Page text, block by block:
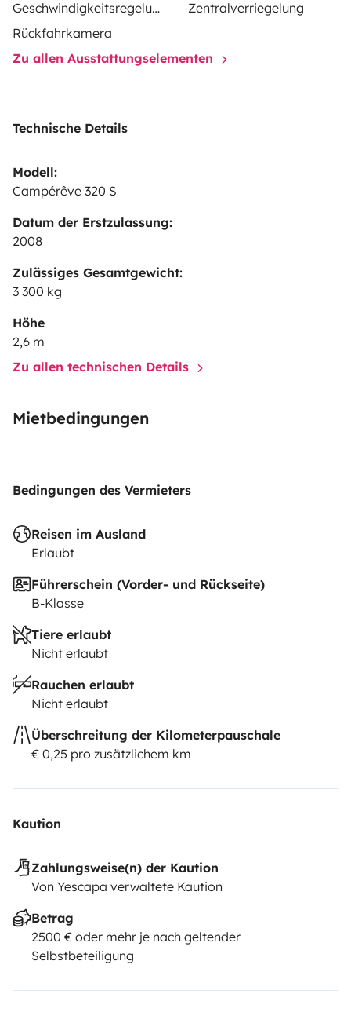
Geschwindigkeitsregelung
Zentralverriegelung
Rückfahrkamera
Zu allen Ausstattungselementen
Technische Details
Modell:
Campérêve 320 S
Datum der Erstzulassung:
2008
Zulässiges Gesamtgewicht:
3 300 kg
Höhe
2,6 m
Zu allen technischen Details
Mietbedingungen
Bedingungen des Vermieters
Reisen im Ausland
Erlaubt
Führerschein (Vorder- und Rückseite)
B-Klasse
Tiere erlaubt
Nicht erlaubt
Rauchen erlaubt
Nicht erlaubt
Überschreitung der Kilometerpauschale
€ 0,25 pro zusätzlichem km
Kaution
Zahlungsweise(n) der Kaution
Von Yescapa verwaltete Kaution
Betrag
2500 € oder mehr je nach geltender
Selbstbeteiligung